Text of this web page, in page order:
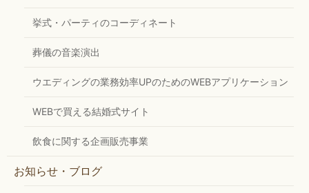
挙式・パーティのコーディネート
葬儀の音楽演出
ウエディングの業務効率UPのためのWEBアプリケーション
WEBで買える結婚式サイト
飲食に関する企画販売事業
お知らせ・ブログ